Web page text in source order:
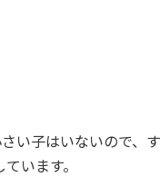
い子はいないので、
います。